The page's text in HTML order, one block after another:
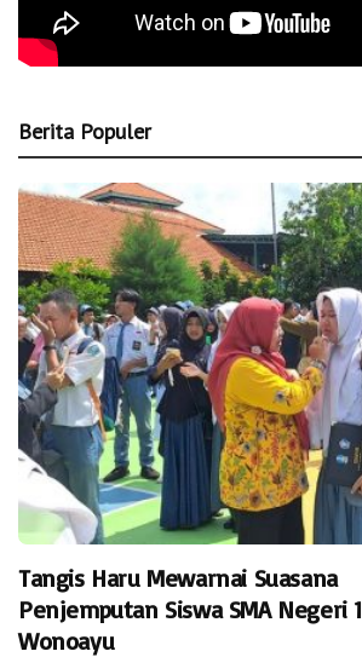
Berita Populer
Tangis Haru Mewarnai Suasana
Penjemputan Siswa SMA Negeri 1
Wonoayu